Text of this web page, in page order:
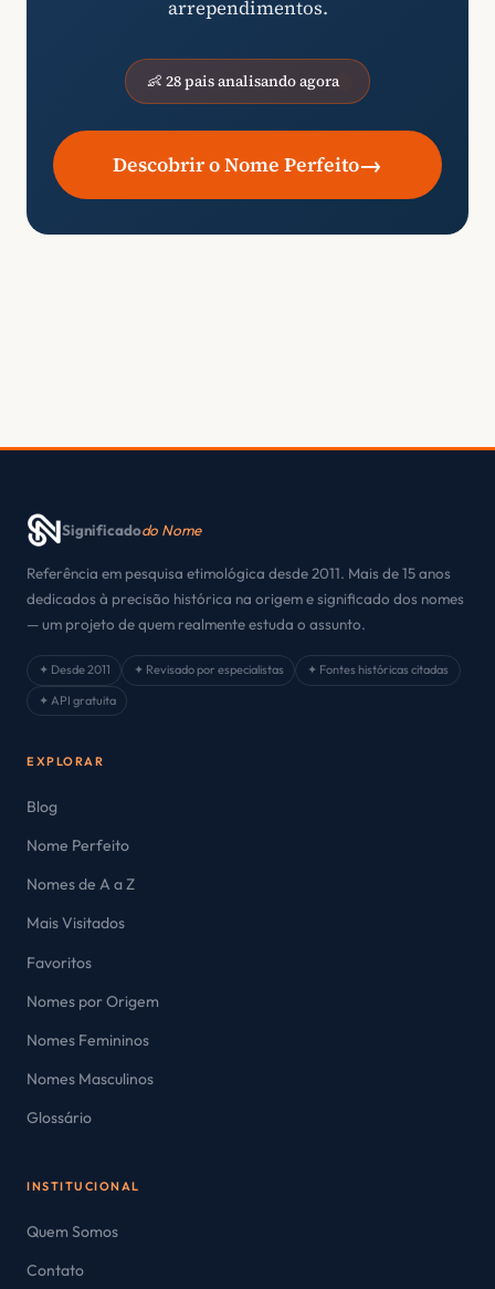
arrependimentos.
👶 28 pais analisando agora
Descobrir o Nome Perfeito→
Significadodo Nome
Referência em pesquisa etimológica desde 2011. Mais de 15 anos
dedicados à precisão histórica na origem e significado dos nomes
— um projeto de quem realmente estuda o assunto.
✦ Desde 2011 ✦ Revisado por especialistas
✦ Fontes históricas citadas
✦ API gratuita
EXPLORAR
Blog
Nome Perfeito
Nomes de A a Z
Mais Visitados
Favoritos
Nomes por Origem
Nomes Femininos
Nomes Masculinos
Glossário
INSTITUCIONAL
Quem Somos
Contato